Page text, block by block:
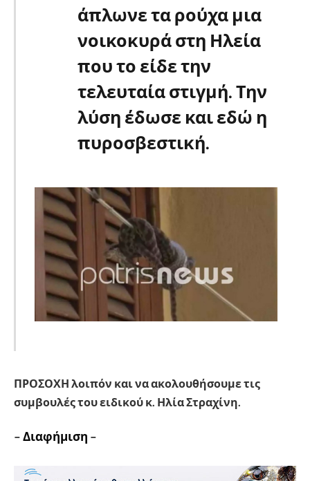
άπλωνε τα ρούχα μια
νοικοκυρά στη Ηλεία
που το είδε την
τελευταία στιγμή. Την
λύση έδωσε και εδώ η
πυροσβεστική.
ΠΡΟΣΟΧΗ λοιπόν και να ακολουθήσουμε τις
συμβουλές του ειδικού κ. Ηλία Στραχίνη.
– Διαφήμιση –